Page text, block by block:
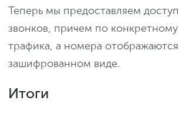
Теперь мы предоставляем
звонков, причем по
трафика, а номера
зашифрованном виде.
Итоги